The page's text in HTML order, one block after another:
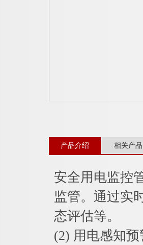
产品介绍 相关产品
安全用电监控
监管。通过实
态评估等。
(2) 用电感知